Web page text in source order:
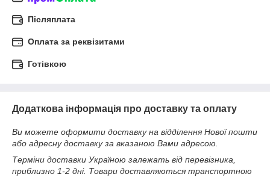
Післяплата
Оплата за реквізитами
Готівкою
Додаткова інформація про доставку та оплату
Ви можете оформити доставку на відділення Нової пошти
або адресну доставку за вказаною Вами адресою.
Терміни доставки Україною залежать від перевізника,
приблизно 1-2 дні. Товари доставляються транспортною